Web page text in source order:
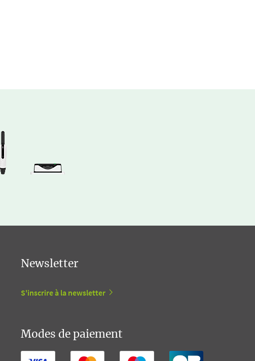
Newsletter
S'inscrire à la newsletter
Modes de paiement